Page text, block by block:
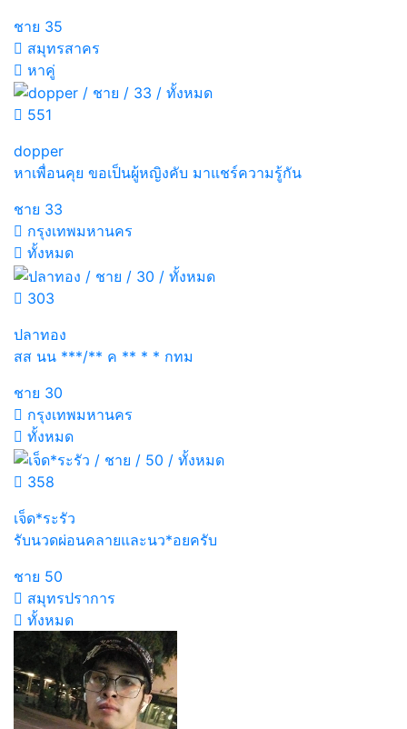
ชาย 35
สมุทรสาคร
หาคู่
551
dopper
หาเพื่อนคุย ขอเป็นผู้หญิงคับ มาแชร์ความรู้กัน
ชาย 33
กรุงเทพมหานคร
ทั้งหมด
303
ปลาทอง
สส นน ***/** ค ** * * กทม
ชาย 30
กรุงเทพมหานคร
ทั้งหมด
358
เจ็ด*ระรัว
รับนวดผ่อนคลายและนว*อยครับ
ชาย 50
สมุทรปราการ
ทั้งหมด